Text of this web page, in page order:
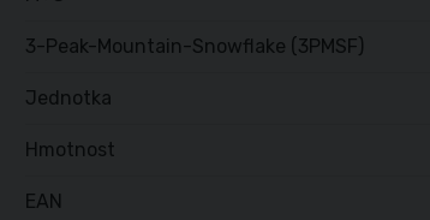
3-Peak-Mountain-Snowflake (3PMSF)
Jednotka
Hmotnost
EAN